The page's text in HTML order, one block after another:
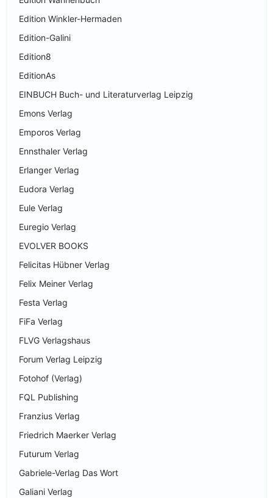
Edition Winkler-Hermaden
Edition-Galini
Edition8
EditionAs
EINBUCH Buch- und Literaturverlag Leipzig
Emons Verlag
Emporos Verlag
Ennsthaler Verlag
Erlanger Verlag
Eudora Verlag
Eule Verlag
Euregio Verlag
EVOLVER BOOKS
Felicitas Hübner Verlag
Felix Meiner Verlag
Festa Verlag
FiFa Verlag
FLVG Verlagshaus
Forum Verlag Leipzig
Fotohof (Verlag)
FQL Publishing
Franzius Verlag
Friedrich Maerker Verlag
Futurum Verlag
Gabriele-Verlag Das Wort
Galiani Verlag